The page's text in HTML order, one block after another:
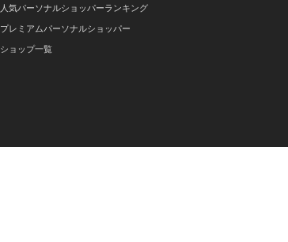
人気パーソナルショッパーランキング
プレミアムパーソナルショッパー
ショップ一覧